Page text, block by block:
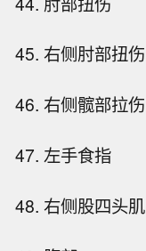
45. 右侧肘部扭伤
46. 右侧髋部拉伤
47. 左手食指
48. 右侧股四头肌